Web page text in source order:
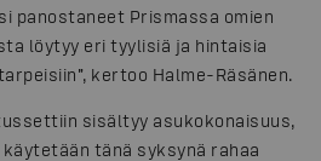
panostaneet Prismassa omien
löytyy eri tyylisiä ja hintaisia
kertoo Halme-Räsänen.
sisältyy asukokonaisuus,
tänä syksynä rahaa